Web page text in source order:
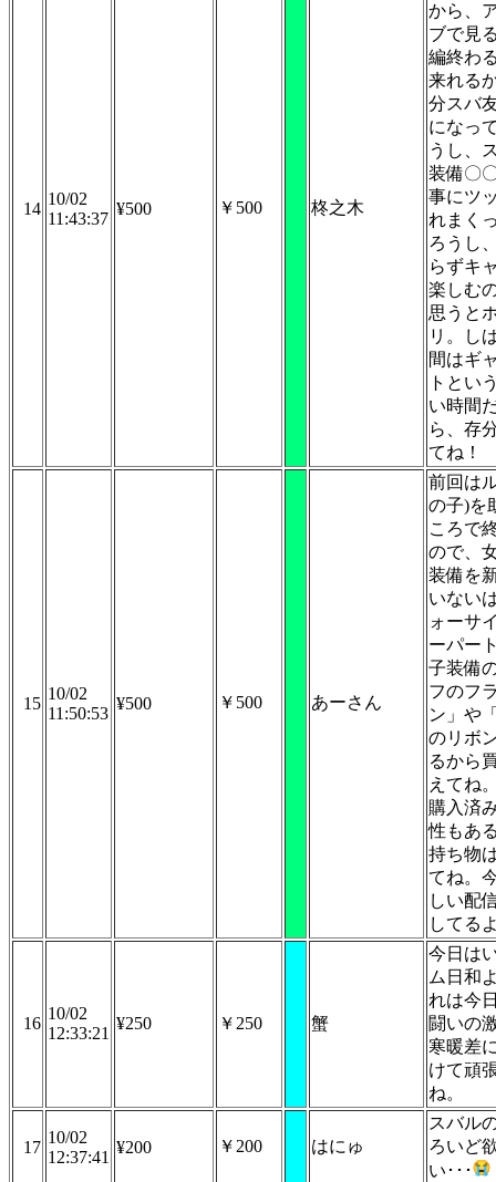
14
10/02
11:43:37
¥500 ￥500 柊之木
から、
ブで見
編終わ
来れる
分スバ
になっ
うし、
装備〇
事にツ
れまく
ろうし
らずキ
楽しむ
思うと
リ。し
間はギ
トとい
い時間
ら、存
てね！
15
10/02
11:50:53
¥500 ￥500 あーさん
前回は
の子)を
ころで
ので、
装備を
いない
ォーサ
ーパー
子装備
フのフ
ン」や
のリボ
るから
えてね
購入済
性もあ
持ち物
てね。
しい配
してる
16
10/02
12:33:21
¥250 ￥250 蟹
今日は
ム日和
れは今
闘いの
寒暖差
けて頑
ね。
17
10/02
12:37:41
¥200 ￥200 はにゅ
スバル
ろいど
い･･･